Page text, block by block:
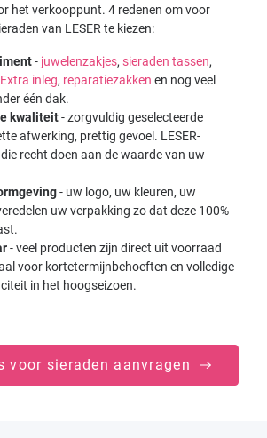
het verkooppunt. 4 redenen om voor
van LESER te kiezen:
- juwelenzakjes, sieraden tassen,
Extra inleg, reparatiezakken en nog veel
één dak.
kwaliteit- zorgvuldig geselecteerde
afwerking, prettig gevoel. LESER-
recht doen aan de waarde van uw
- uw logo, uw kleuren, uw
uw verpakking zo dat deze 100%
- veel producten zijn direct uit voorraad
voor kortetermijnbehoeften en volledige
in het hoogseizoen.
voor sieraden aanvragen